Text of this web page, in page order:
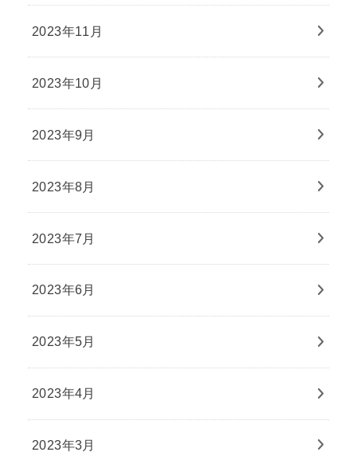
2023年11月
2023年10月
2023年9月
2023年8月
2023年7月
2023年6月
2023年5月
2023年4月
2023年3月